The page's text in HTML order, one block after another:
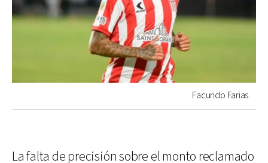
Facundo Farias.
La falta de precisión sobre el monto reclamado